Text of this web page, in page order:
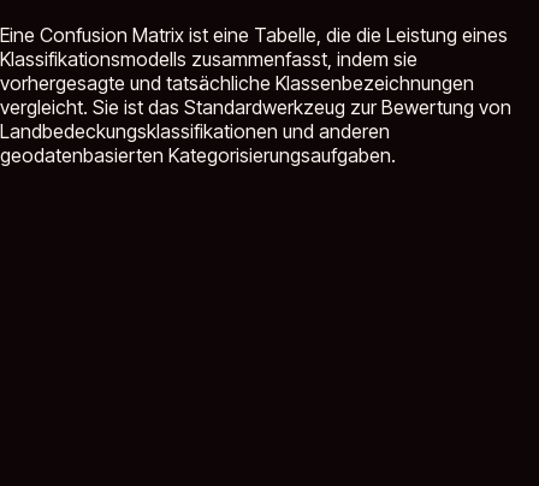
Eine Confusion Matrix ist eine Tabelle, die die Leistung eines
Klassifikationsmodells zusammenfasst, indem sie
vorhergesagte und tatsächliche Klassenbezeichnungen
vergleicht. Sie ist das Standardwerkzeug zur Bewertung von
Landbedeckungsklassifikationen und anderen
geodatenbasierten Kategorisierungsaufgaben.